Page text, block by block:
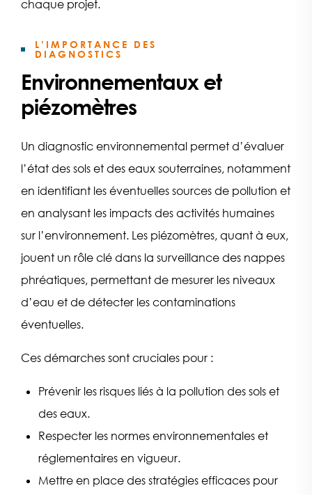
chaque projet.
L’IMPORTANCE DES
DIAGNOSTICS
Environnementaux et
piézomètres
Un diagnostic environnemental permet d’évaluer
l’état des sols et des eaux souterraines, notamment
en identifiant les éventuelles sources de pollution et
en analysant les impacts des activités humaines
sur l’environnement. Les piézomètres, quant à eux,
jouent un rôle clé dans la surveillance des nappes
phréatiques, permettant de mesurer les niveaux
d’eau et de détecter les contaminations
éventuelles.
Ces démarches sont cruciales pour :
Prévenir les risques liés à la pollution des sols et
des eaux.
Respecter les normes environnementales et
réglementaires en vigueur.
Mettre en place des stratégies efficaces pour